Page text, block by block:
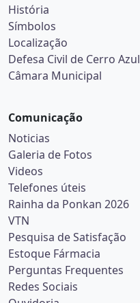
História
Símbolos
Localização
Defesa Civil de Cerro Azul
Câmara Municipal
Comunicação
Noticias
Galeria de Fotos
Videos
Telefones úteis
Rainha da Ponkan 2026
VTN
Pesquisa de Satisfação
Estoque Fármacia
Perguntas Frequentes
Redes Sociais